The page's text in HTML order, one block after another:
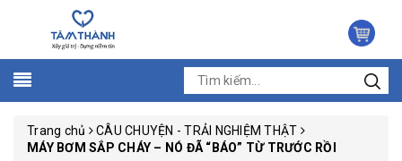
Trang chủ
CÂU CHUYỆN - TRẢI NGHIỆM THẬT
MÁY BƠM SẮP CHÁY – NÓ ĐÃ “BÁO” TỪ TRƯỚC RỒI